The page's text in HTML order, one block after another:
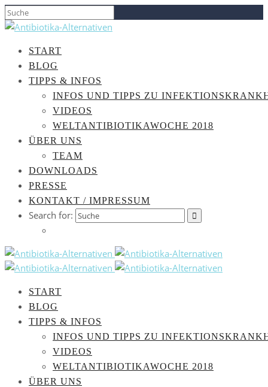
START
BLOG
TIPPS & INFOS
INFOS UND TIPPS ZU
VIDEOS
WELTANTIBIOTIKAWOCHE 2018
ÜBER UNS
TEAM
DOWNLOADS
PRESSE
KONTAKT / IMPRESSUM
Search for:
START
BLOG
TIPPS & INFOS
INFOS UND TIPPS ZU
VIDEOS
WELTANTIBIOTIKAWOCHE 2018
ÜBER UNS